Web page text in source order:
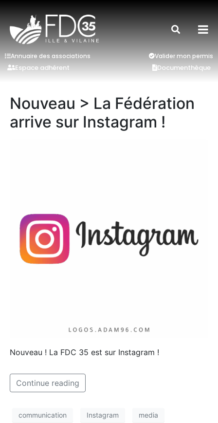
Annuaire des associations Valider mon permis
Espace adhérent Documenthèque
Nouveau > La Fédération
arrive sur Instagram !
Nouveau ! La FDC 35 est sur Instagram !
Continue reading
communication Instagram media